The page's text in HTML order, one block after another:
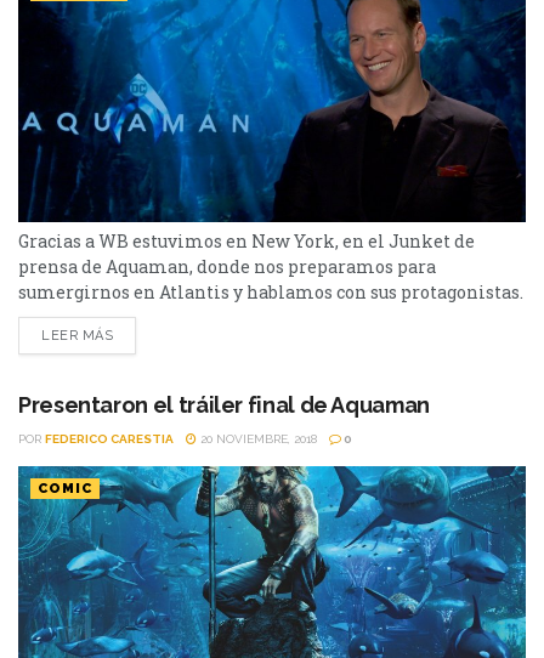
Gracias a WB estuvimos en New York, en el Junket de
prensa de Aquaman, donde nos preparamos para
sumergirnos en Atlantis y hablamos con sus protagonistas.
La nueva película de DC nos invita a sumergirnos en un
mundo submarino repleto de personajes y encantadoras
visuales y las últimas tecnologías, su director James Wan...
LEER MÁS
Presentaron el tráiler final de Aquaman
POR FEDERICO CARESTIA 20 NOVIEMBRE, 2018 0
COMIC